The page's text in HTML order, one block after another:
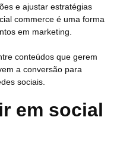
e ajustar estratégias
commerce é uma forma
em marketing.
conteúdos que gerem
a conversão para
sociais.
em social